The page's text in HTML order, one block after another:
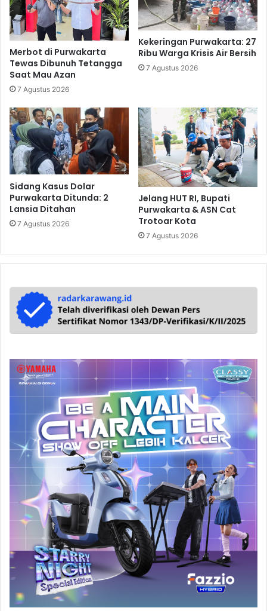
Merbot di Purwakarta
Tewas Dibunuh Tetangga
Saat Mau Azan
7 Agustus 2026
Kekeringan Purwakarta: 27
Ribu Warga Krisis Air Bersih
7 Agustus 2026
Sidang Kasus Dolar
Purwakarta Ditunda: 2
Lansia Ditahan
7 Agustus 2026
Jelang HUT RI, Bupati
Purwakarta & ASN Cat
Trotoar Kota
7 Agustus 2026